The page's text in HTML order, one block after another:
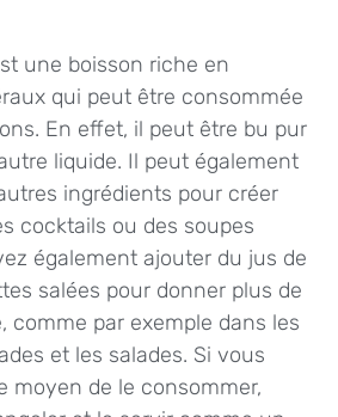
une boisson riche en
qui peut être consommée
En effet, il peut être bu pur
liquide. Il peut également
ingrédients pour créer
cocktails ou des soupes
également ajouter du jus de
salées pour donner plus de
comme par exemple dans les
et les salades. Si vous
moyen de le consommer,